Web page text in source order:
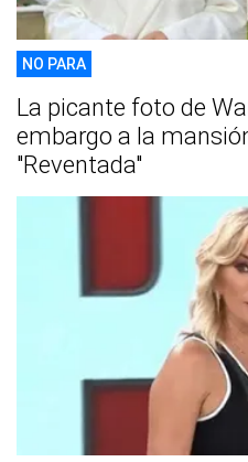
NO PARA
La picante foto de
embargo a la
"Reventada"